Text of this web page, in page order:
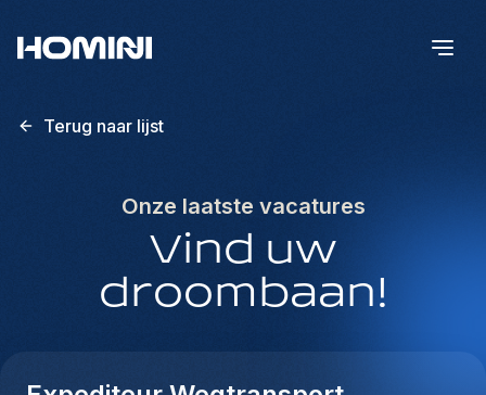
Terug naar lijst
Onze laatste vacatures
Vind uw
droombaan!